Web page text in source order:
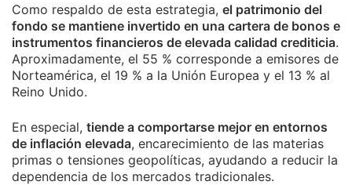
Como respaldo de esta estrategia, el patrimonio del
fondo se mantiene invertido en una cartera de bonos e
instrumentos financieros de elevada calidad crediticia.
Aproximadamente, el 55 % corresponde a emisores de
Norteamérica, el 19 % a la Unión Europea y el 13 % al
Reino Unido.
En especial, tiende a comportarse mejor en entornos
de inflación elevada, encarecimiento de las materias
primas o tensiones geopolíticas, ayudando a reducir la
dependencia de los mercados tradicionales.